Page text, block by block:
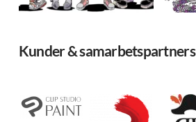
Kunder & samarbetspartners